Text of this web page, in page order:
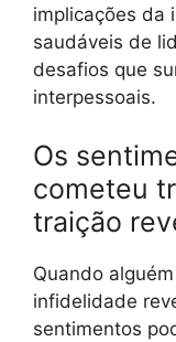
implicações da
saudáveis de
desafios que
interpessoais.
Os
cometeu
traição
Quando
infidelidade
sentimentos